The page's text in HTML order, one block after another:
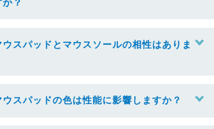
？
スパッドとマウスソールの相性はありま
スパッドの色は性能に影響しますか？